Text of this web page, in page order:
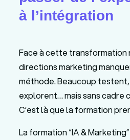
à l’intégration
Face à cette transformation
directions marketing
méthode. Beaucoup
explorent… mais sans cadre
C’est là que la formation
La formation “IA &